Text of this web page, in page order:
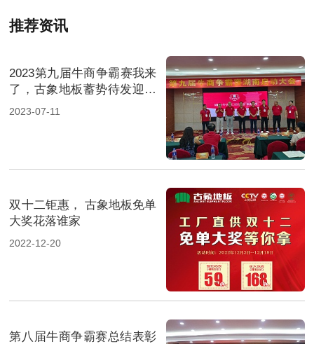
推荐资讯
2023第九届牛商争霸赛我来
了，古象地板蓄势待发迎新
机
2023-07-11
双十二钜惠， 古象地板免单
大奖花落谁家
2022-12-20
第八届牛商争霸赛总结表彰